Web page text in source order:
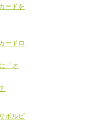
ードを
ードロ
「オ
ボルビ